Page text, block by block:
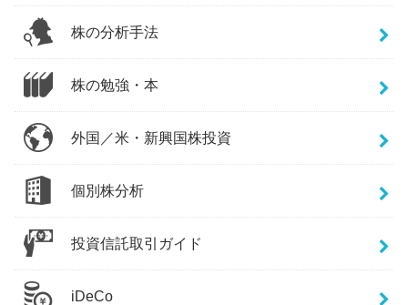
株の分析手法
株の勉強・本
外国／米・新興国株投資
個別株分析
投資信託取引ガイド
iDeCo